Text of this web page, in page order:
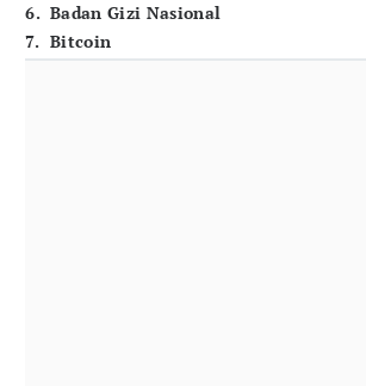
6. Badan Gizi Nasional
7. Bitcoin